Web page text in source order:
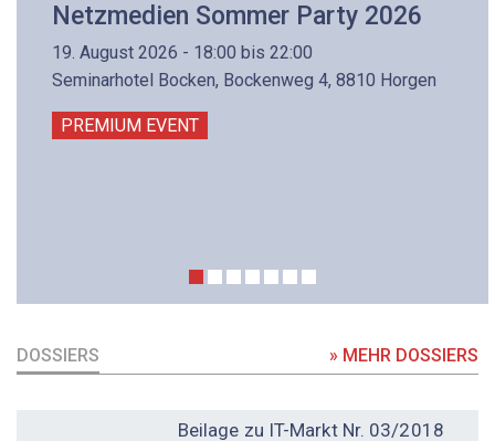
Netzmedien Sommer Party 2026
19. August 2026 - 18:00 bis 22:00
Seminarhotel Bocken, Bockenweg 4, 8810 Horgen
PREMIUM EVENT
DOSSIERS » MEHR DOSSIERS
Beilage zu IT-Markt Nr. 03/2018